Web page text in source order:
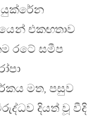
යුක්රේන
එකඟතාව
රටේ සමීප
මත, පසුව
දියත් වූ වීදි